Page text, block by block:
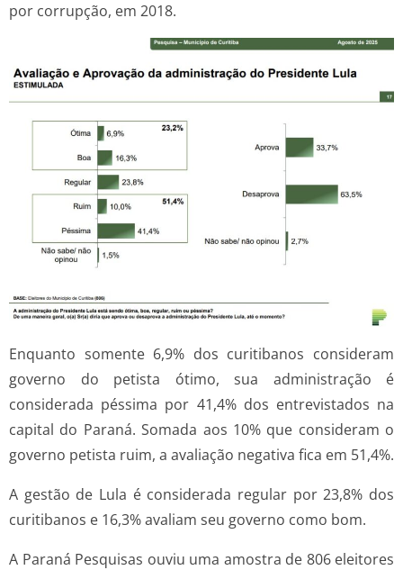
por corrupção, em 2018.
Enquanto somente 6,9% dos curitibanos consideram
governo do petista ótimo, sua administração é
considerada péssima por 41,4% dos entrevistados na
capital do Paraná. Somada aos 10% que consideram o
governo petista ruim, a avaliação negativa fica em 51,4%.
A gestão de Lula é considerada regular por 23,8% dos
curitibanos e 16,3% avaliam seu governo como bom.
A Paraná Pesquisas ouviu uma amostra de 806 eleitores